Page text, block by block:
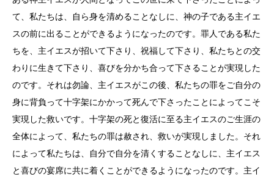
て、私たちは、自ら身を清めることなしに、神の子である主イエ
スの前に出ることができるようになったのです。罪人である私た
ちを、主イエスが招いて下さり、祝福して下さり、私たちとの交
わりに生きて下さり、喜びを分かち合って下さることが実現した
のです。それは勿論、主イエスがこの後、私たちの罪をご自分の
身に背負って十字架にかかって死んで下さったことによってこそ
実現した救いです。十字架の死と復活に至る主イエスのご生涯の
全体によって、私たちの罪は赦され、救いが実現しました。それ
によって私たちは、自分で自分を清くすることなしに、主イエス
と喜びの宴席に共に着くことができるようになったのです。主イ